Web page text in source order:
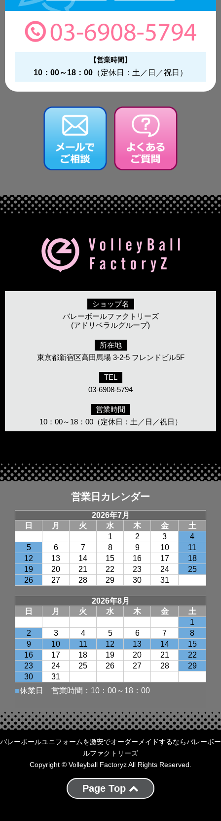
【営業時間】
10：00～18：00 （定休日：土／日／祝日）
ショップ名
バレーボールファクトリーズ
(アドリベラルグループ)
所在地
東京都新宿区高田馬場 3-2-5 フレンドビル5F
TEL
03-6908-5794
営業時間
10：00～18：00（定休日：土／日／祝日）
営業日カレンダー
バレーボールユニフォームを激安でオーダーメイドするならバレーボー
ルファクトリーズ
Copyright © Volleyball Factoryz All Rights Reserved.
Page Top